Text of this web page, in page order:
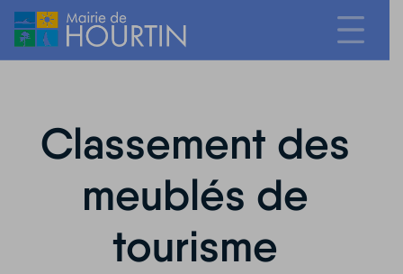
Classement des
meublés de
tourisme